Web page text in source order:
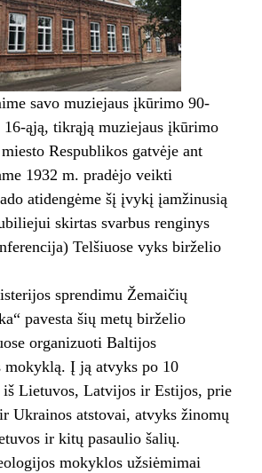
savo muziejaus įkūrimo 90-
16-ąją, tikrąją muziejaus įkūrimo
Respublikos gatvėje ant
1932 m. pradėjo veikti
atidengėme šį įvykį įamžinusią
skirtas svarbus renginys
Telšiuose vyks birželio
sprendimu Žemaičių
pavesta šių metų birželio
organizuoti Baltijos
mokyklą. Į ją atvyks po 10
Lietuvos, Latvijos ir Estijos, prie
Ukrainos atstovai, atvyks žinomų
ir kitų pasaulio šalių.
mokyklos užsiėmimai